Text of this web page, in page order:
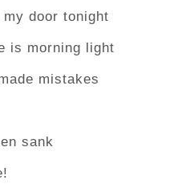
door tonight
is morning light
mistakes
sank